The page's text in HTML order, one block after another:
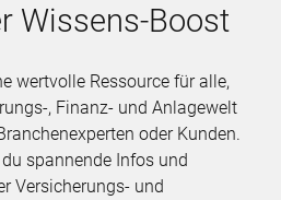
Wissens-Boost
wertvolle Ressource für alle,
, Finanz- und Anlagewelt
oder Kunden.
spannende Infos und
Versicherungs- und